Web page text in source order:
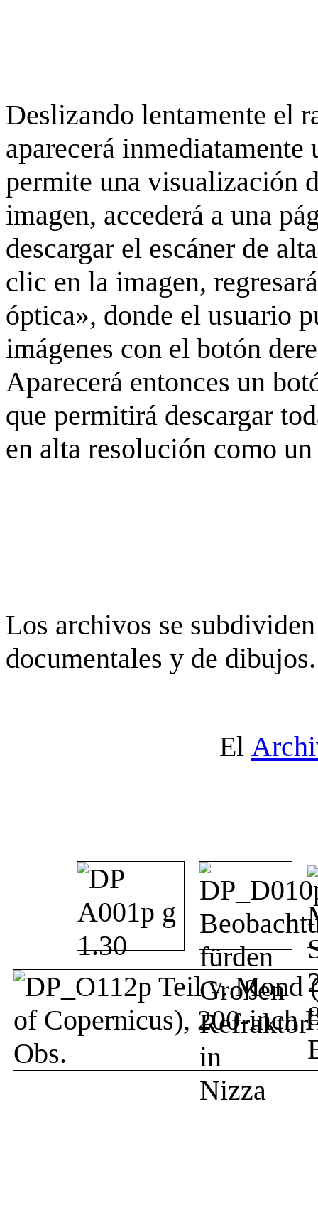
Deslizando lentamente el
aparecerá
permite una visualización
imagen, accederá a una
descargar el escáner de
clic en la imagen,
óptica», donde el usuario
imágenes con el botón
Aparecerá entonces un
que permitirá descargar
en alta resolución como
Los archivos se
documentales y de dibujos.
El